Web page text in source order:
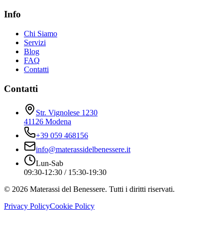
Info
Chi Siamo
Servizi
Blog
FAQ
Contatti
Contatti
Str. Vignolese 1230
41126 Modena
+39 059 468156
info@materassidelbenessere.it
Lun-Sab
09:30-12:30 / 15:30-19:30
© 2026 Materassi del Benessere. Tutti i diritti riservati.
Privacy PolicyCookie Policy